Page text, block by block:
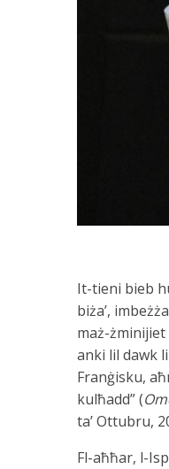
It-tieni bieb
biża’,
maż-
anki lil dawk
Franġisku,
kulħadd” (
ta’ Ottubru,
Fl-aħħar, l-